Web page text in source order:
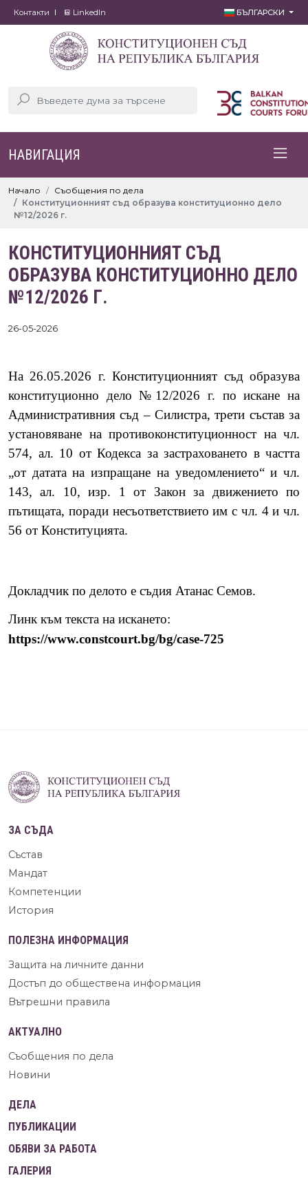
Контакти LinkedIn БЪЛГАРСКИ
НАВИГАЦИЯ
Начало
Съобщения по дела
Конституционният съд образува конституционно дело
№12/2026 г.
КОНСТИТУЦИОННИЯТ СЪД
ОБРАЗУВА КОНСТИТУЦИОННО ДЕЛО
№12/2026 Г.
26-05-2026
На 26.05.2026 г. Конституционният съд образува
конституционно дело №12/2026 г. по искане на
Административния съд – Силистра, трети състав за
установяване на противоконституционност на чл.
574, ал. 10 от Кодекса за застраховането в частта
„от датата на изпращане на уведомлението“и чл.
143, ал. 10, изр. 1 от Закон за движението по
пътищата, поради несъответствието им с чл. 4 и чл.
56 от Конституцията.
Докладчик по делото е съдия Атанас Семов.
Линк към текста на искането:
https://www.constcourt.bg/bg/case-725
ЗА СЪДА
Състав
Мандат
Компетенции
История
ПОЛЕЗНА ИНФОРМАЦИЯ
Защита на личните данни
Достъп до обществена информация
Вътрешни правила
АКТУАЛНО
Съобщения по дела
Новини
ДЕЛА
ПУБЛИКАЦИИ
ОБЯВИ ЗА РАБОТА
ГАЛЕРИЯ